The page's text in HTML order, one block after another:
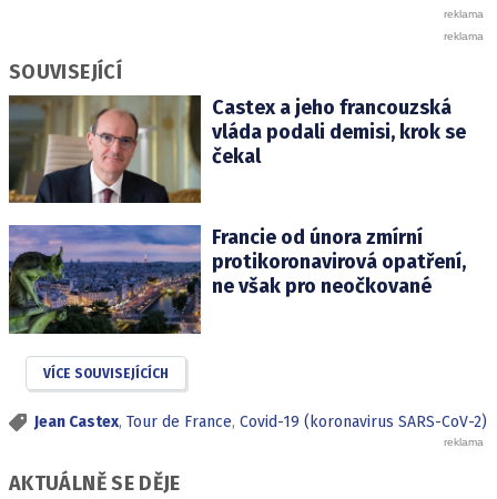
SOUVISEJÍCÍ
Castex a jeho francouzská
vláda podali demisi, krok se
čekal
Francie od února zmírní
protikoronavirová opatření,
ne však pro neočkované
VÍCE SOUVISEJÍCÍCH
Jean Castex, Tour de France, Covid-19 (koronavirus SARS-CoV-2)
AKTUÁLNĚ SE DĚJE